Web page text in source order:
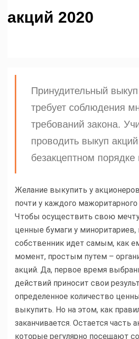
акций 2020
Принудительный
требует соблюдения
требований закона.
проводить выкуп
безакцептном порядке
Желание выкупить у
почти у каждого
Чтобы осуществить свою
ценные бумаги у миноритариев,
собственник идет самым, как
момент, простым путем –
акций. Да, первое время
действий приносит свои
определенное количество
выкупить. Но на этом, как
заканчивается. Остается часть
которые регулярно посещают